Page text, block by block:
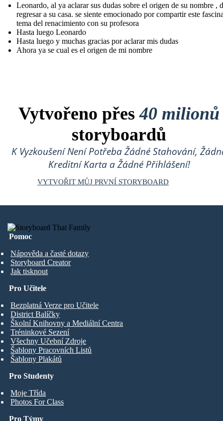
Leonardo, al ya aclarar sus dudas sobre el origen de su nombre ,
regresar a su casa. se siente emocionado por compartir este
tema del renacimiento con su profesora
Hasta luego Leonardo
Hasta luego y muchas gracias por aclarar mis dudas
Ahora ya se cual es el origen de mi nombre
Vytvořeno přes40 milionů
storyboardů
K Vyzkoušení Není Potřeba Žádné Stahování,
Kreditní Karta a Žádné Přihlášení!
VYTVOŘIT MŮJ PRVNÍ STORYBOARD
Pomoc
Nápověda a časté dotazy
Storyboard Creator
Jak tisknout
Pro Studenty
Moje Třída
Photos For Class
Pro Učitele
Bezplatná Verze pro Učitele
District Balíčky
Školní Knihovny a Mediální Centra
Tréninkové Sezení
Všechny Učební Zdroje
Šablony Pracovních Listů
Šablony Plakátů
Pro Týmy